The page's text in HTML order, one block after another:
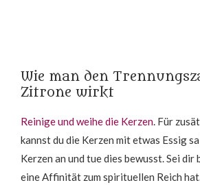
Wie man den
Zitrone wirkt
Reinige und weihe die Kerzen. Für
kannst du die Kerzen mit etwas Essig
Kerzen an und tue dies bewusst. Sei dir
eine Affinität zum spirituellen Reich